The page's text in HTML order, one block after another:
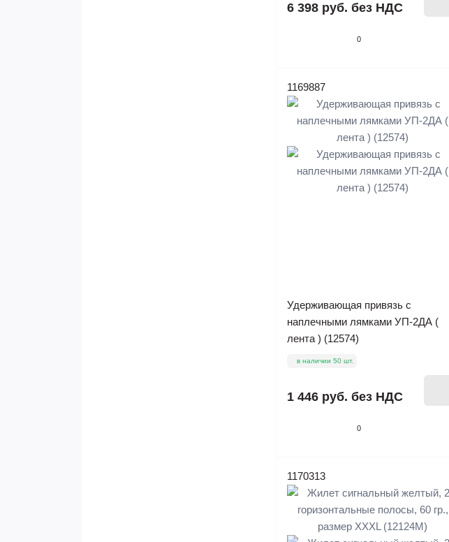
0
6 398 руб. без НДС
1169887
0
Удерживающая привязь с
наплечными лямками УП-2ДА (
лента ) (12574)
в наличии 50 шт.
1 446 руб. без НДС
1170313